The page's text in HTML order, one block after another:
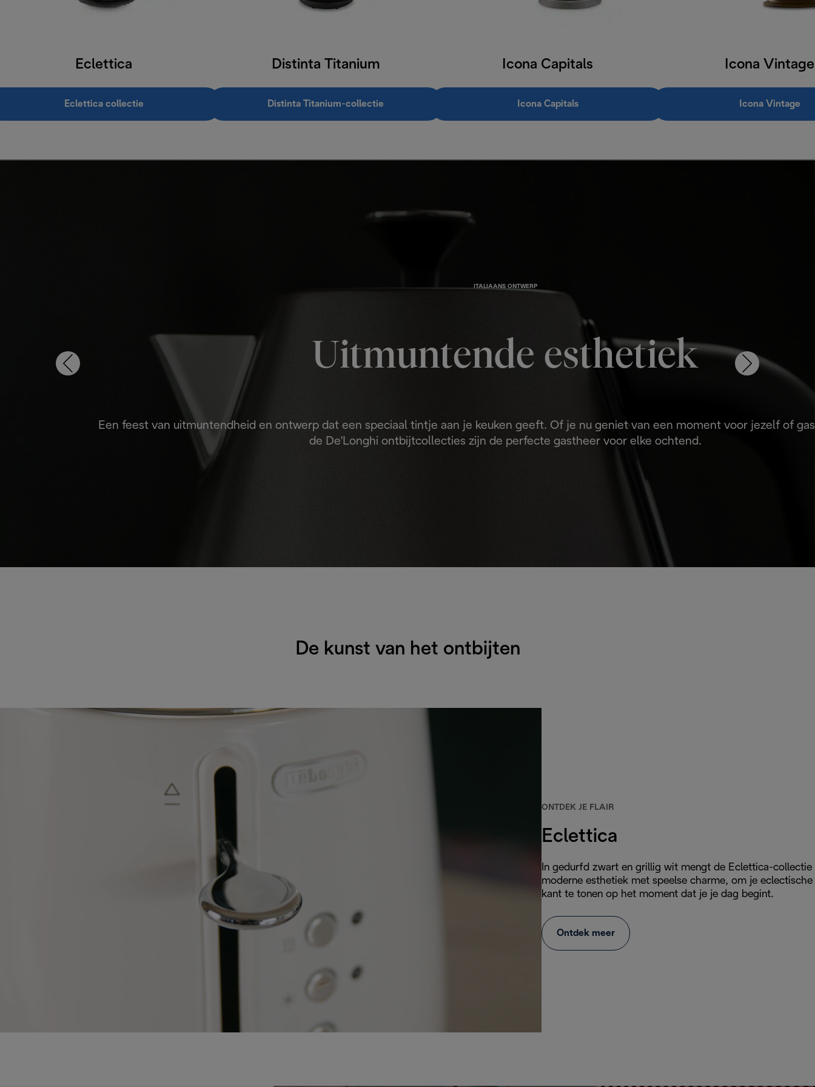
Eclettica
Eclettica collectie
Distinta Titanium
Distinta Titanium-collectie
Icona Capitals
Icona Capitals
Icona Vintage
Icona Vintage
ITALIAANS ONTWERP
Uitmuntende esthetiek
Een feest van uitmuntendheid en ontwerp dat een speciaal tintje aan je keuken geeft. Of je nu geniet van een moment voor jezelf of
de De'Longhi ontbijtcollecties zijn de perfecte gastheer voor elke ochtend.
De kunst van het ontbijten
ONTDEK JE FLAIR
Eclettica
In gedurfd zwart en grillig wit mengt de Eclettica-collectie
moderne esthetiek met speelse charme, om je eclectische
kant te tonen op het moment dat je je dag begint.
Ontdek meer